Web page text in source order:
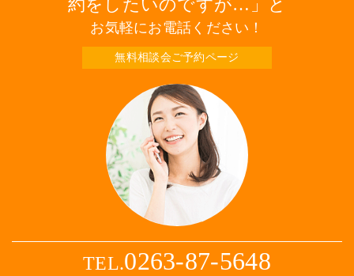
約をしたいのですが…
と
お気軽にお電話ください！
無料相談会ご予約ページ
TEL.0263-87-5648